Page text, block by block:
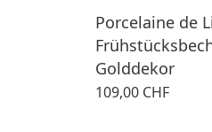
Porcelaine de
Golddekor
109,00 CHF